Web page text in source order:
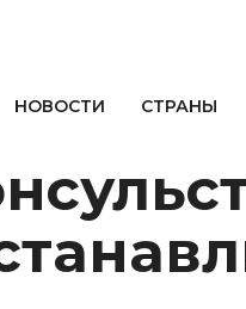
НОВОСТИ СТРАНЫ